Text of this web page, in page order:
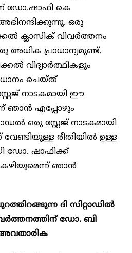
ഡോ.ഷാഫി കെ
ഒരു
ക്ലാസിക് വിവർത്തനം
അധിക പ്രാധാന്യമുണ്ട്.
വിദ്യാർത്ഥികളും
ചെയ്ത്
നാടകമായി ഈ
ഞാൻ എപ്പോഴും
ഒരു സ്റ്റേജ് നാടകമായി
വേണ്ടിയുള്ള രീതിയിൽ ഉള്ള
ഡോ. ഷാഫിക്ക്
ഞാൻ
ദി സിറ്റാഡിൽ
ഡോ. ബി